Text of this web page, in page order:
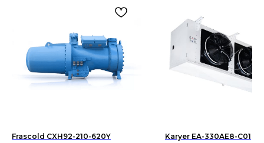
Frascold CXH92-210-620Y
Karyer EA-330AE8-C01